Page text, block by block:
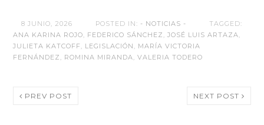
8 JUNIO, 2026 POSTED IN: - NOTICIAS -
TAGGED:
ANA KARINA ROJO, FEDERICO SÁNCHEZ ,JOSÉ LUIS ARTAZA,
JULIETA KATCOFF, LEGISLACIÓN , MARÍA VICTORIA
FERNÁNDEZ , ROMINA MIRANDA,VALERIA TODERO
PREV POST NEXT POST